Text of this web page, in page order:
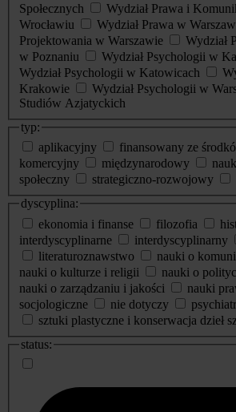
Społecznych
Wydział Prawa i
Wrocławiu
Wydział Prawa w
Projektowania w Warszawie
Wydział
w Poznaniu
Wydział Psychologii w
Wydział Psychologii w Katowicach
Krakowie
Wydział Psychologii w
Studiów Azjatyckich
typ:
aplikacyjny
finansowany ze
komercyjny
międzynarodowy
społeczny
strategiczno-rozwojowy
dyscyplina:
ekonomia i finanse
filozofia
interdyscyplinarne
interdyscyplinarny
literaturoznawstwo
nauki o
nauki o kulturze i religii
nauki o
nauki o zarządzaniu i jakości
nauki
socjologiczne
nie dotyczy
sztuki plastyczne i konserwacja dzieł
status: